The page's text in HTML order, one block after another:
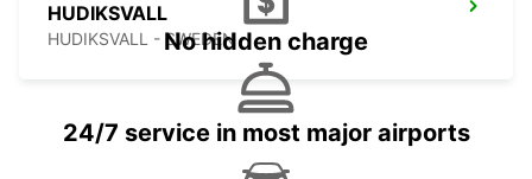
HUDIKSVALL
HUDIKSVALL - SWEDENNo hidden charge
24/7 service in most major airports